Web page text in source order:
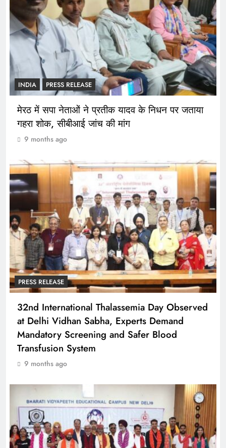
INDIA PRESS RELEASE
मेरठ में सपा नेताओं ने प्रतीक यादव के निधन पर जताया
गहरा शोक, सीबीआई जांच की मांग
9 months ago
PRESS RELEASE
32nd International Thalassemia Day Observed
at Delhi Vidhan Sabha, Experts Demand
Mandatory Screening and Safer Blood
Transfusion System
9 months ago